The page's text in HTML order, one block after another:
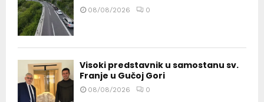
08/08/2026 0
Visoki predstavnik u samostanu sv.
Franje u Gučoj Gori
08/08/2026 0